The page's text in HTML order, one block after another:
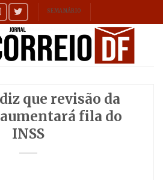
SEMANÁRIO
que revisão da
fila do
INSS